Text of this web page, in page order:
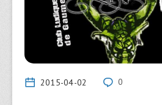
2015-04-02 0